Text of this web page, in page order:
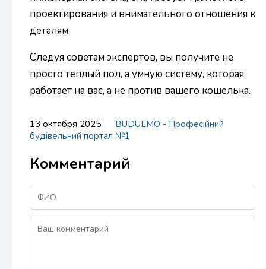
проектирования и внимательного отношения к
деталям.
Следуя советам экспертов, вы получите не
просто теплый пол, а умную систему, которая
работает на вас, а не против вашего кошелька.
13 октября 2025
BUDUEMO - Професійний
будівельний портал №1
Комментарий